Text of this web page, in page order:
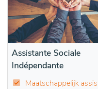
Assistante Sociale
Indépendante
Maatschappelijk